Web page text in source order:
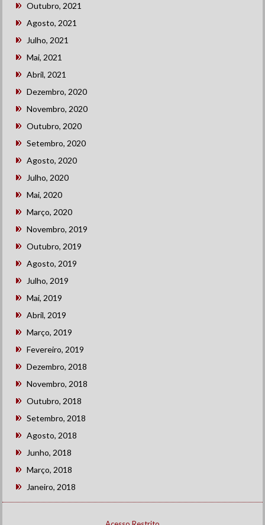
Outubro, 2021
Agosto, 2021
Julho, 2021
Mai, 2021
Abril, 2021
Dezembro, 2020
Novembro, 2020
Outubro, 2020
Setembro, 2020
Agosto, 2020
Julho, 2020
Mai, 2020
Março, 2020
Novembro, 2019
Outubro, 2019
Agosto, 2019
Julho, 2019
Mai, 2019
Abril, 2019
Março, 2019
Fevereiro, 2019
Dezembro, 2018
Novembro, 2018
Outubro, 2018
Setembro, 2018
Agosto, 2018
Junho, 2018
Março, 2018
Janeiro, 2018